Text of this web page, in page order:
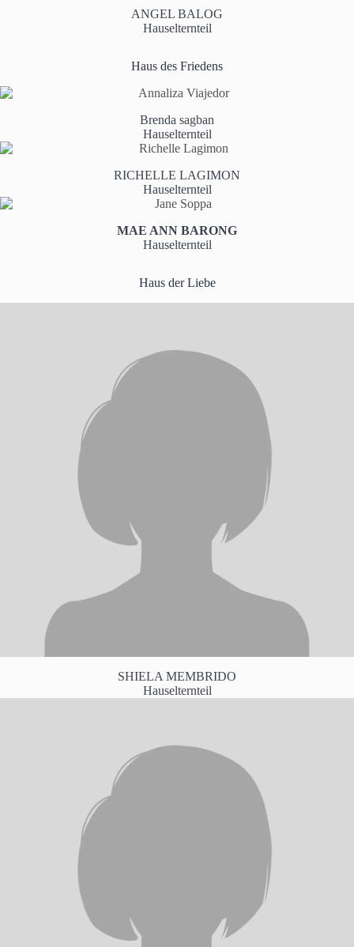
ANGEL BALOG
Hauselternteil
Haus des Friedens
Brenda sagban
Hauselternteil
RICHELLE LAGIMON
Hauselternteil
MAE ANN BARONG
Hauselternteil
Haus der Liebe
SHIELA MEMBRIDO
Hauselternteil